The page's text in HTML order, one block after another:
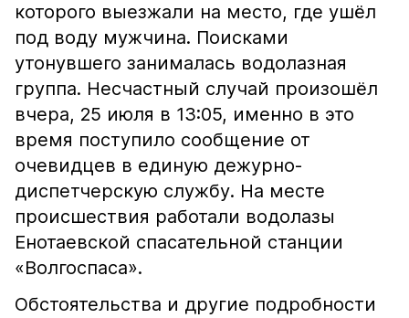
которого выезжали на место, где ушёл
под воду мужчина. Поисками
утонувшего занималась водолазная
группа. Несчастный случай произошёл
вчера, 25 июля в 13:05, именно в это
время поступило сообщение от
очевидцев в единую дежурно-
диспетчерскую службу. На месте
происшествия работали водолазы
Енотаевской спасательной станции
«Волгоспаса».
Обстоятельства и другие подробности